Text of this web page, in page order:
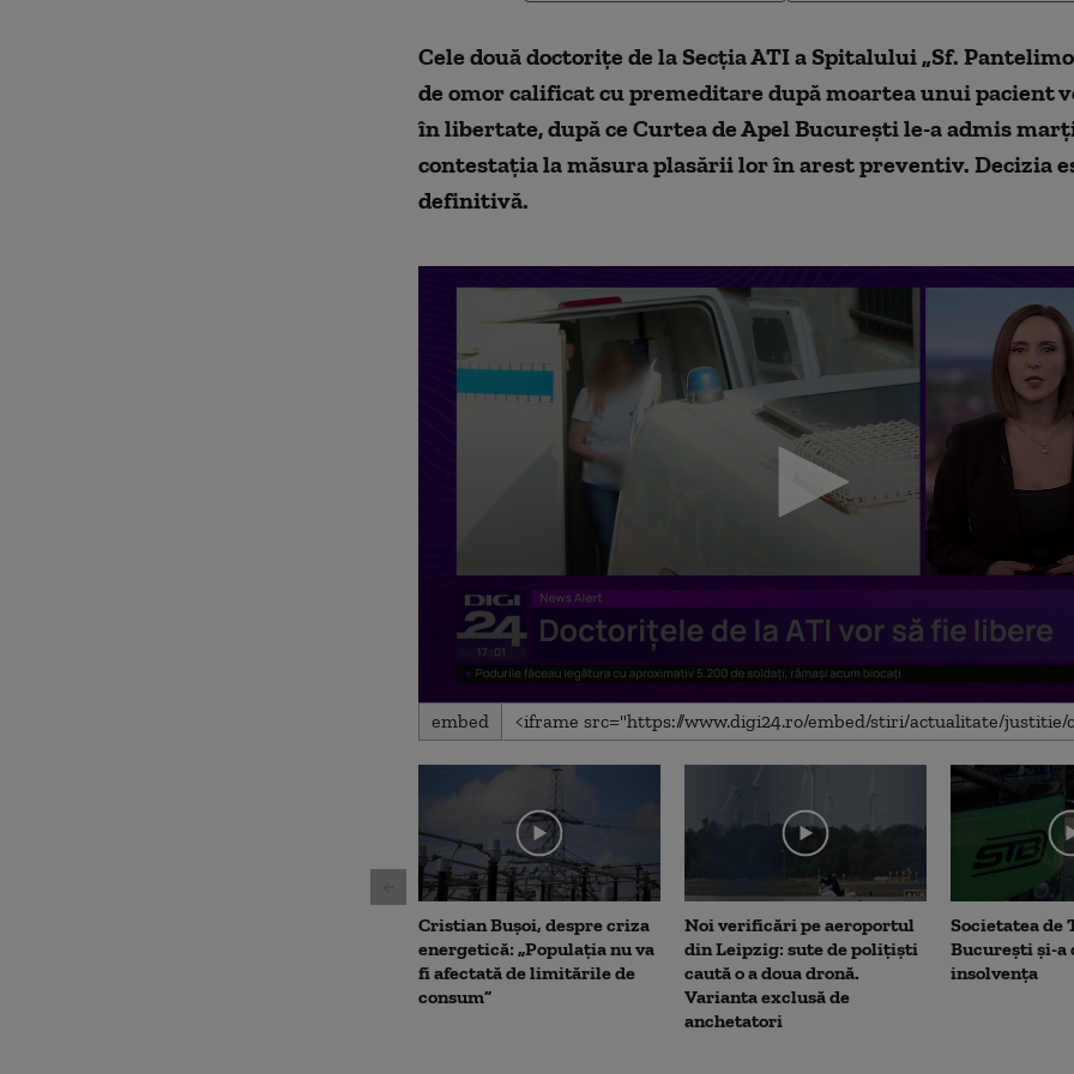
Cele două doctorițe de la Secţia ATI a Spitalului „Sf.
de omor calificat cu premeditare după moartea unui pacient
în libertate, după ce Curtea de Apel Bucureşti le-a admis
contestaţia la măsura plasării lor în arest preventiv. Decizia
definitivă.
0
seconds
4
minutes,
Volume
90%
embed
Cristian Bușoi, despre criza
energetică: „Populația nu va
fi afectată de limitările de
consum”
Noi verificări pe aeroportul
din Leipzig: sute de polițiști
caută o a doua dronă.
Varianta exclusă de
anchetatori
Societatea de
București și-a
insolvența